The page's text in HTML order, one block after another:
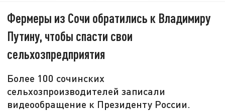
Фермеры из Сочи обратились к Владимиру
Путину, чтобы спасти свои
сельхозпредприятия
Более 100 сочинских
сельхозпроизводителей записали
видеообращение к Президенту России.